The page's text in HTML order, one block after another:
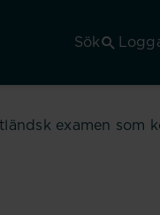
Sök
examen som